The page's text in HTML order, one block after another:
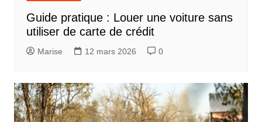
Guide pratique : Louer une voiture sans
utiliser de carte de crédit
Marise 12 mars 2026 0